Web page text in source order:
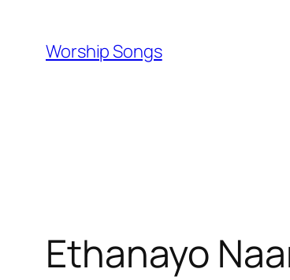
content
Worship Songs
Ethanayo